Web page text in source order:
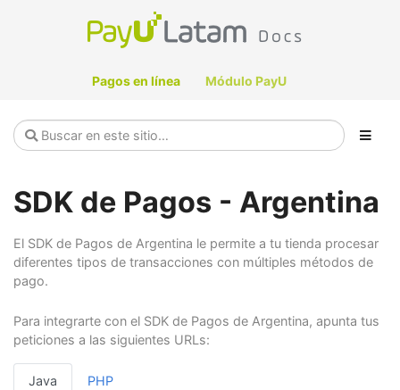
Pagos en línea Módulo PayU
SDK de Pagos - Argentina
El SDK de Pagos de Argentina le permite a tu tienda procesar
diferentes tipos de transacciones con múltiples métodos de
pago.
Para integrarte con el SDK de Pagos de Argentina, apunta tus
peticiones a las siguientes URLs:
Java PHP